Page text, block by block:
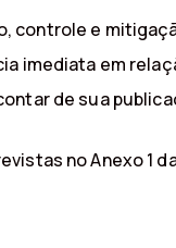
controle e
imediata em
de sua
no Anexo 1